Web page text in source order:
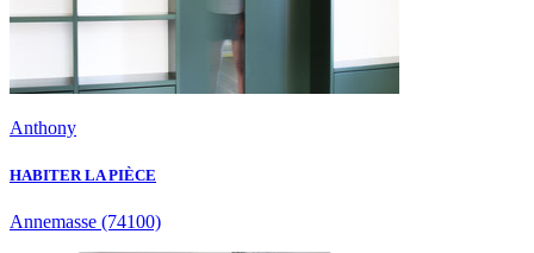
Anthony
HABITER LA PIÈCE
Annemasse (74100)